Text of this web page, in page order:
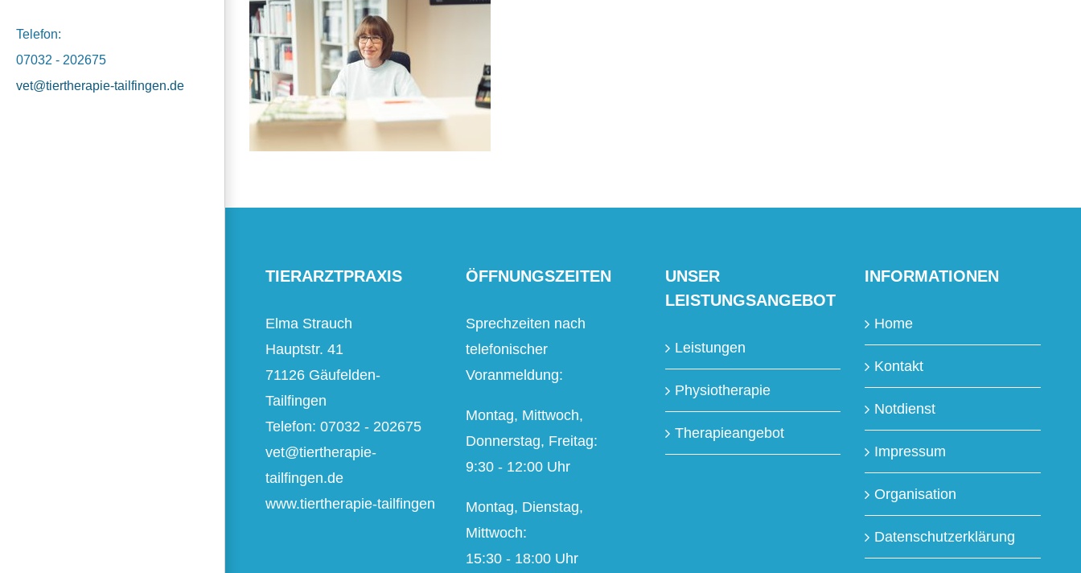
Telefon:
07032 - 202675
vet@tiertherapie-tailfingen.de
TIERARZTPRAXIS
Elma Strauch
Hauptstr. 41
71126 Gäufelden-
Tailfingen
Telefon: 07032 - 202675
vet@tiertherapie-
tailfingen.de
www.tiertherapie-tailfingen
ÖFFNUNGSZEITEN
Sprechzeiten nach
telefonischer
Voranmeldung:
Montag, Mittwoch,
Donnerstag, Freitag:
9:30 - 12:00 Uhr
Montag, Dienstag,
Mittwoch:
15:30 - 18:00 Uhr
UNSER
LEISTUNGSANGEBOT
Leistungen
Physiotherapie
Therapieangebot
INFORMATIONEN
Home
Kontakt
Notdienst
Impressum
Organisation
Datenschutzerklärung